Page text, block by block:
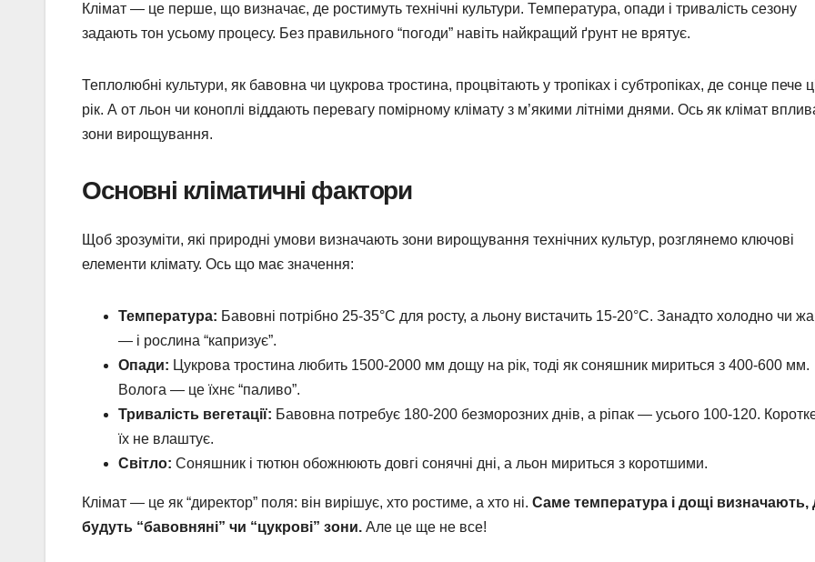
Клімат — це перше, що визначає, де ростимуть технічні культури. Температура, опади і тривалість сезону
задають тон усьому процесу. Без правильного “погоди” навіть найкращий ґрунт не врятує.
Теплолюбні культури, як бавовна чи цукрова тростина, процвітають у тропіках і субтропіках, де сонце пече
рік. А от льон чи коноплі віддають перевагу помірному клімату з м’якими літніми днями. Ось як клімат
зони вирощування.
Основні кліматичні фактори
Щоб зрозуміти, які природні умови визначають зони вирощування технічних культур, розглянемо ключові
елементи клімату. Ось що має значення:
Температура: Бавовні потрібно 25-35°C для росту, а льону вистачить 15-20°C. Занадто холодно чи
— і рослина “капризує”.
Опади: Цукрова тростина любить 1500-2000 мм дощу на рік, тоді як соняшник мириться з 400-600 мм.
Волога — це їхнє “паливо”.
Тривалість вегетації: Бавовна потребує 180-200 безморозних днів, а ріпак — усього 100-120.
їх не влаштує.
Світло: Соняшник і тютюн обожнюють довгі сонячні дні, а льон мириться з коротшими.
Клімат — це як “директор” поля: він вирішує, хто ростиме, а хто ні. Саме температура і дощі визначають,
будуть “бавовняні” чи “цукрові” зони. Але це ще не все!